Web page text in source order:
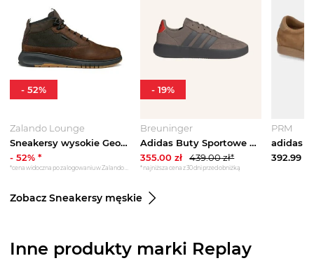
Zalando Lounge
Sneakersy wysokie Geox ciemnobrązowy
- 52% *
- 52%
Breuninger
Adidas Buty Sportowe Barreda Decode braun brązowy
355.00 zł 439.00zł*
*najniższa cena z 30 dni przed obniżką
-19%
PRM
392.99zł
Zobacz Sneakersy męskie
Inne produkty marki Replay